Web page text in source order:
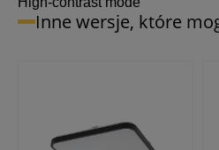
Inne wersje, które